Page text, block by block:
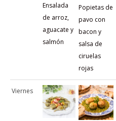
Ensalada
de arroz,
aguacate y
salmón
Popietas de
pavo con
bacon y
salsa de
ciruelas
rojas
Viernes